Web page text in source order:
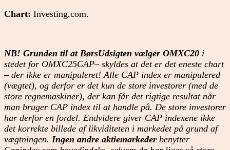
Chart: Investing.com.
NB! Grunden til at BørsUdsigten vælger OMXC20 i
stedet for OMXC25CAP– skyldes at det er det eneste chart
– der ikke er manipuleret! Alle CAP index er manipulered
(vægtet), og derfor er det kun de store investorer (med de
store regnemaskiner), der kan får det rigtige resultat når
man bruger CAP index til at handle på. De store investorer
har derfor en fordel. Endvidere giver CAP indexene ikke
det korrekte billede af likviditeten i markedet på grund af
vægtningen. Ingen andre aktiemarkeder benytter